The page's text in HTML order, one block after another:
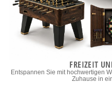
FREIZEIT
Entspannen Sie mit hochwertigen
Zuhause in